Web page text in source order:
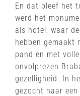
En dat bleef het
werd het
als hotel, waar
hebben gemaakt
pand en met
onvolprezen
gezelligheid. In
gezocht naar